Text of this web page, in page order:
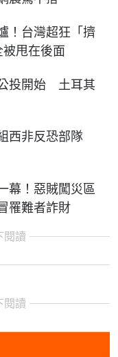
！台灣超狂「擠
甩在後面
投開始 土耳其
西非反恐部隊
幕！惡賊闖災區
罹難者詐財
閱讀
閱讀